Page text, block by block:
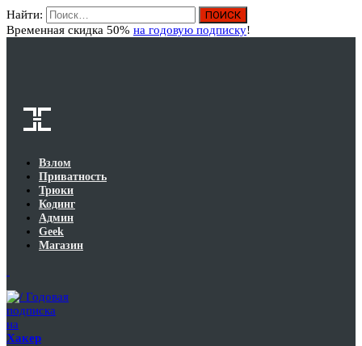
Найти:
Временная скидка 50% на годовую подписку!
Взлом
Приватность
Трюки
Кодинг
Админ
Geek
Магазин
Годовая
подписка
на
Хакер